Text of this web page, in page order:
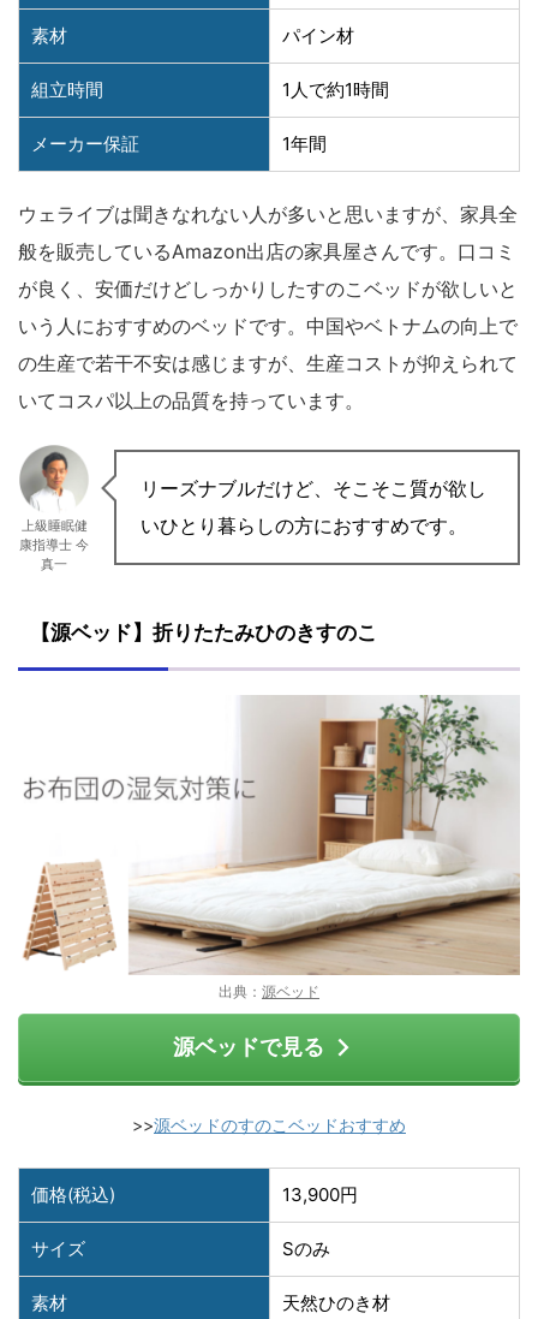
素材 パイン材
組立時間 1人で約1時間
メーカー保証 1年間
ウェライブは聞きなれない人が多いと思いますが、家具全
般を販売しているAmazon出店の家具屋さんです。口コミ
が良く、安価だけどしっかりしたすのこベッドが欲しいと
いう人におすすめのベッドです。中国やベトナムの向上で
の生産で若干不安は感じますが、生産コストが抑えられて
いてコスパ以上の品質を持っています。
上級睡眠健
康指導士 今
真一
リーズナブルだけど、そこそこ質が欲し
いひとり暮らしの方におすすめです。
【源ベッド】折りたたみひのきすのこ
出典： 源ベッド
源ベッドで見る
>>源ベッドのすのこベッドおすすめ
価格(税込) 13,900円
サイズ Sのみ
素材 天然ひのき材